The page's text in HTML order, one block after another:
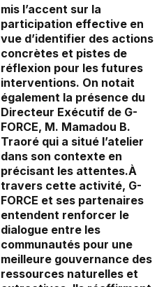
mis l’accent sur la
participation effective en
vue d’identifier des actions
concrètes et pistes de
réflexion pour les futures
interventions. On notait
également la présence du
Directeur Exécutif de G-
FORCE, M. Mamadou B.
Traoré qui a situé l’atelier
dans son contexte en
précisant les attentes.À
travers cette activité, G-
FORCE et ses partenaires
entendent renforcer le
dialogue entre les
communautés pour une
meilleure gouvernance des
ressources naturelles et